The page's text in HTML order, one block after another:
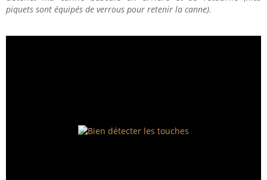
piquets sont équipés de verrous pour retenir la canne).